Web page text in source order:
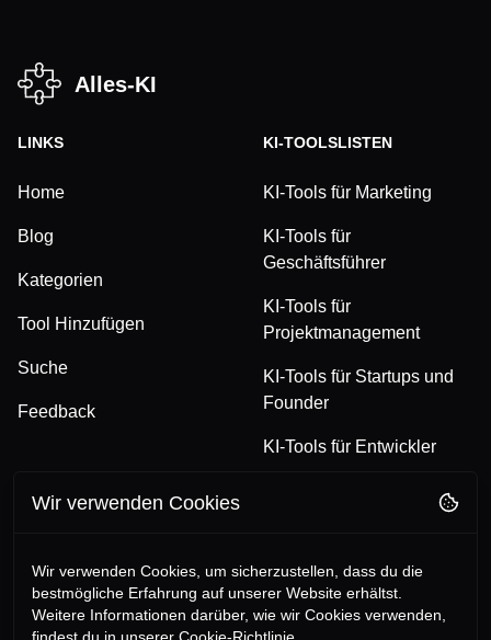
Alles-KI
LINKS
Home
Blog
Kategorien
Tool Hinzufügen
Suche
Feedback
KI-TOOLSLISTEN
KI-Tools für Marketing
KI-Tools für
Geschäftsführer
KI-Tools für
Projektmanagement
KI-Tools für Startups und
Founder
KI-Tools für Entwickler
FOLGE UNS
LinkedIn
Allgemeine
Geschäftsbedingungen
Wir verwenden Cookies
Wir verwenden Cookies, um sicherzustellen, dass du die
bestmögliche Erfahrung auf unserer Website erhältst.
Weitere Informationen darüber, wie wir Cookies verwenden,